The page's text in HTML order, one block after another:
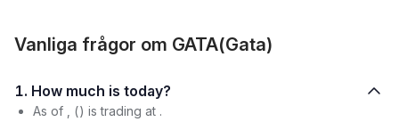
Vanliga frågor om GATA(Gata)
1. How much is today?
As of , () is trading at .